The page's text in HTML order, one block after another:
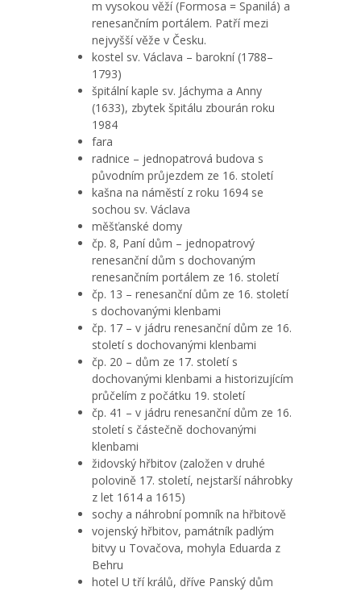
m vysokou věží (Formosa = Spanilá) a
renesančním portálem. Patří mezi
nejvyšší věže v Česku.
kostel sv. Václava – barokní (1788–
1793)
špitální kaple sv. Jáchyma a Anny
(1633), zbytek špitálu zbourán roku
1984
fara
radnice – jednopatrová budova s
původním průjezdem ze 16. století
kašna na náměstí z roku 1694 se
sochou sv. Václava
měšťanské domy
čp. 8, Paní dům – jednopatrový
renesanční dům s dochovaným
renesančním portálem ze 16. století
čp. 13 – renesanční dům ze 16. století
s dochovanými klenbami
čp. 17 – v jádru renesanční dům ze 16.
století s dochovanými klenbami
čp. 20 – dům ze 17. století s
dochovanými klenbami a historizujícím
průčelím z počátku 19. století
čp. 41 – v jádru renesanční dům ze 16.
století s částečně dochovanými
klenbami
židovský hřbitov (založen v druhé
polovině 17. století, nejstarší náhrobky
z let 1614 a 1615)
sochy a náhrobní pomník na hřbitově
vojenský hřbitov, památník padlým
bitvy u Tovačova, mohyla Eduarda z
Behru
hotel U tří králů, dříve Panský dům